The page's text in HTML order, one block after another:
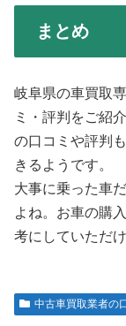
まとめ
岐阜県の車買取
ミ・評判をご紹
の口コミや評判
きるようです。
大事に乗った車
よね。お車の購
考にしていただ
中古車買取業者の